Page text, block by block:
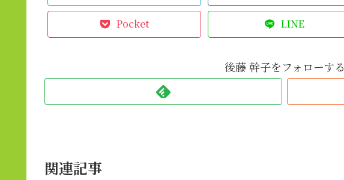
Pocket LINE
後藤 幹子をフォローする
関連記事